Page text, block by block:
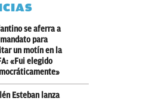
se aferra a
para
un motín en la
«Fui elegido
Esteban lanza